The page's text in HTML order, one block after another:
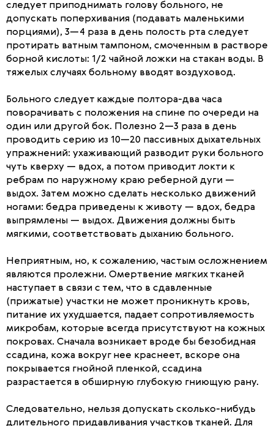
следует приподнимать голову больного, не
допускать поперхивания (подавать маленькими
порциями), 3—4 раза в день полость рта следует
протирать ватным тампоном, смоченным в растворе
борной кислоты: 1/2 чайной ложки на стакан воды. В
тяжелых случаях больному вводят воздуховод.
Больного следует каждые полтора-два часа
поворачивать с положения на спине по очереди на
один или другой бок. Полезно 2—3 раза в день
проводить серию из 10—20 пассивных дыхательных
упражнений: ухаживающий разводит руки больного
чуть кверху — вдох, а потом приводит локти к
ребрам по наружному краю реберной дуги —
выдох. Затем можно сделать несколько движений
ногами: бедра приведены к животу — вдох, бедра
выпрямлены — выдох. Движения должны быть
мягкими, соответствовать дыханию больного.
Неприятным, но, к сожалению, частым осложнением
являются пролежни. Омертвение мягких тканей
наступает в связи с тем, что в сдавленные
(прижатые) участки не может проникнуть кровь,
питание их ухудшается, падает сопротивляемость
микробам, которые всегда присутствуют на кожных
покровах. Сначала возникает вроде бы безобидная
ссадина, кожа вокруг нее краснеет, вскоре она
покрывается гнойной пленкой, ссадина
разрастается в обширную глубокую гниющую рану.
Следовательно, нельзя допускать сколько-нибудь
длительного придавливания участков тканей. Для